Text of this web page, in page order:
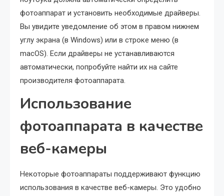
фотоаппарат и установить необходимые драйверы.
Вы увидите уведомление об этом в правом нижнем
углу экрана (в Windows) или в строке меню (в
macOS). Если драйверы не устанавливаются
автоматически, попробуйте найти их на сайте
производителя фотоаппарата.
Использование
фотоаппарата в качестве
веб-камеры
Некоторые фотоаппараты поддерживают функцию
использования в качестве веб-камеры. Это удобно